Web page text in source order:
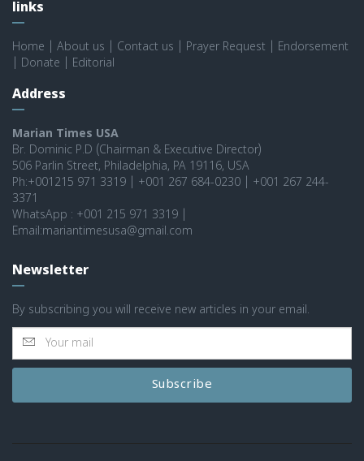
links
Home About us Contact us Prayer Request
Endorsement
Donate Editorial
Address
Marian Times USA
Br. Dominic P.D (Chairman & Executive Director)
506 Parlin Street, Philadelphia, PA 19116, USA
Ph:+001215 971 3319 | +001 267 684-0230 | +001 267 244-
3371
WhatsApp : +001 215 971 3319 |
Email:mariantimesusa@gmail.com
Newsletter
By subscribing you will receive new articles in your email.
Subscribe